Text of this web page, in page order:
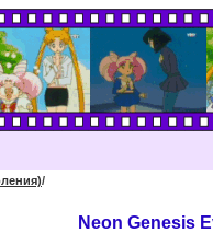
/
Neon Genesis